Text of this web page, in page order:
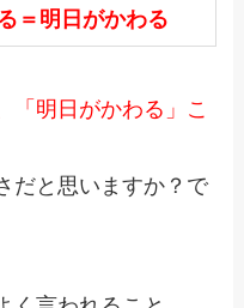
＝明日がかわる
「明日がかわる」こ
だと思いますか？で